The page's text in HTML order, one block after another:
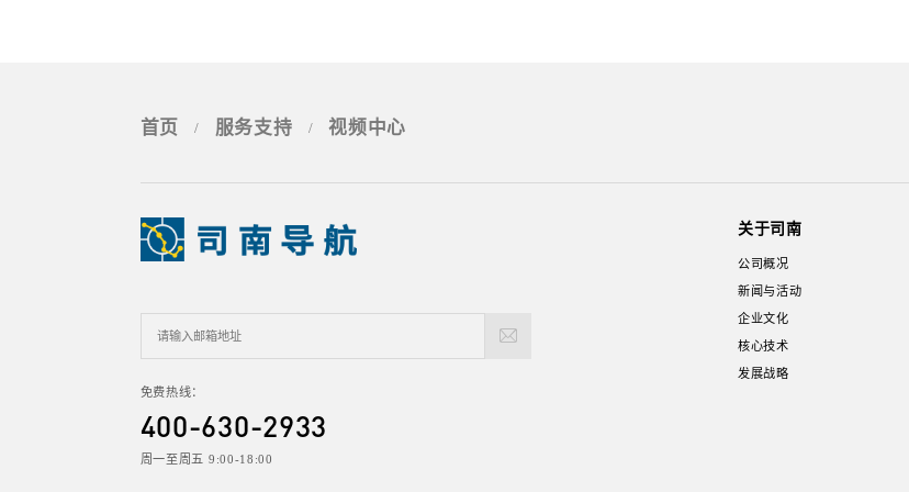
首页 / 服务支持 / 视频中心
免费热线：
400-630-2933
周一至周五 9:00-18:00
关于司南
公司概况
新闻与活动
企业文化
核心技术
发展战略